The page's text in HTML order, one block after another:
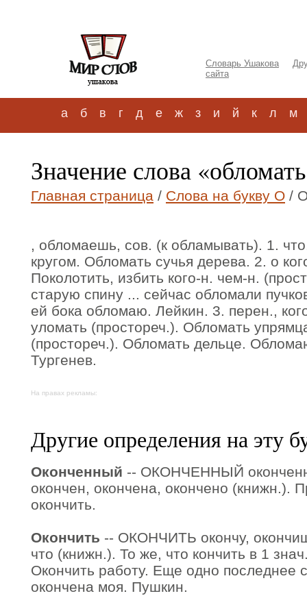
Словарь Ушакова
сайта
а б в г д е ж з и й к л м
Значение слова
Главная страница / Слова на букву О /
, обломаешь, сов. (к обламывать). 1.
кругом. Обломать сучья дерева. 2. о
Поколотить, избить кого-н. чем-н.
старую спину ... сейчас обломали
ей бока обломаю. Лейкин. 3. перен.,
уломать (простореч.). Обломать
(простореч.). Обломать дельце.
Тургенев.
На правах рекламы:
Другие определения на эту
Оконченный -- ОКОНЧЕННЫЙ
окончен, окончена, окончено (книжн.).
окончить.
Окончить -- ОКОНЧИТЬ окончу,
что (книжн.). То же, что кончить в 1
Окончить работу. Еще одно последнее
окончена моя. Пушкин.